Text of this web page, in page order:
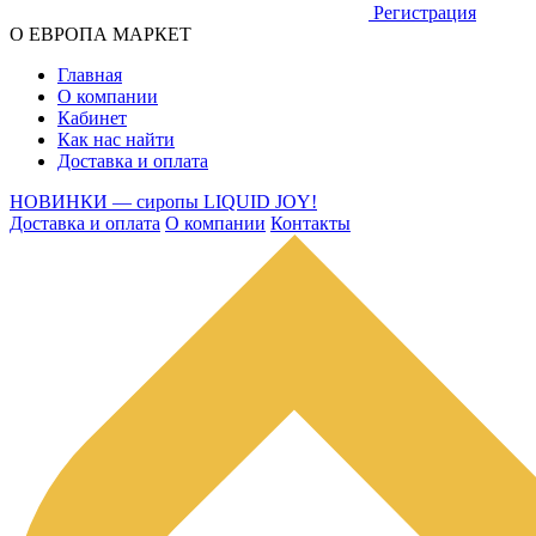
Регистрация
О ЕВРОПА МАРКЕТ
Главная
О компании
Кабинет
Как нас найти
Доставка и оплата
НОВИНКИ — сиропы LIQUID JOY!
Доставка и оплата О компании Контакты